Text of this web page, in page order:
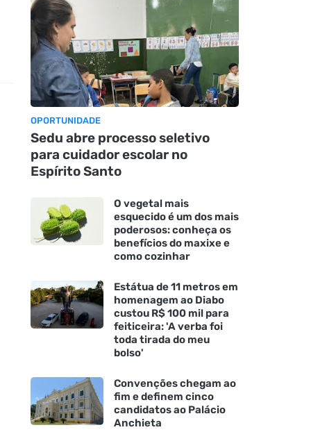
OPORTUNIDADE
Sedu abre processo seletivo
para cuidador escolar no
Espírito Santo
O vegetal mais
esquecido é um dos mais
poderosos: conheça os
benefícios do maxixe e
como cozinhar
Estátua de 11 metros em
homenagem ao Diabo
custou R$ 100 mil para
feiticeira: 'A verba foi
toda tirada do meu
bolso'
Convenções chegam ao
fim e definem cinco
candidatos ao Palácio
Anchieta